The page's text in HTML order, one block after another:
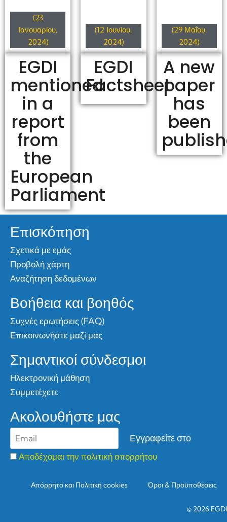
(23
Ιανουαρίου,
2024)
EGDI
mentioned
in a
report
from
the
European
Parliament
(12 Ιουνίου,
2024)
EGDI
Factsheet
(29 Μαΐου,
2024)
A new
paper
has
been
Επισκόπηση
Σχετικά με εμάς
Προβολή χάρτη
Αναζήτηση δεδομένων
Βοήθεια και βοηθός
Συχνές ερωτήσεις (FAQ)
Επικοινωνήστε μαζί μας
Σημαντικοί σύνδεσμοι
Ηλεκτρονική μάθηση
Συμμετέχετε
Ακολουθήστε μας
Αποδέχομαι την πολιτική απορρήτου
Απόρρητο και Πολιτική cookies Όροι & Προϋποθέσεις
© 2026 EGDI